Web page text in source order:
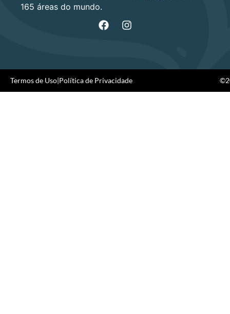
165 áreas do mundo.
Termos de Uso|Política de Privacidade